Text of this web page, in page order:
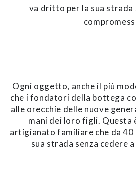
va dritto per la sua strada
Ogni oggetto, anche il più
che i fondatori della bottega
alle orecchie delle nuove
mani dei loro figli. Questa
artigianato familiare che da 40
sua strada senza cedere